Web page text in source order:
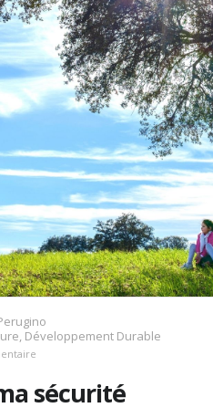
, Développement Durable
sécurité